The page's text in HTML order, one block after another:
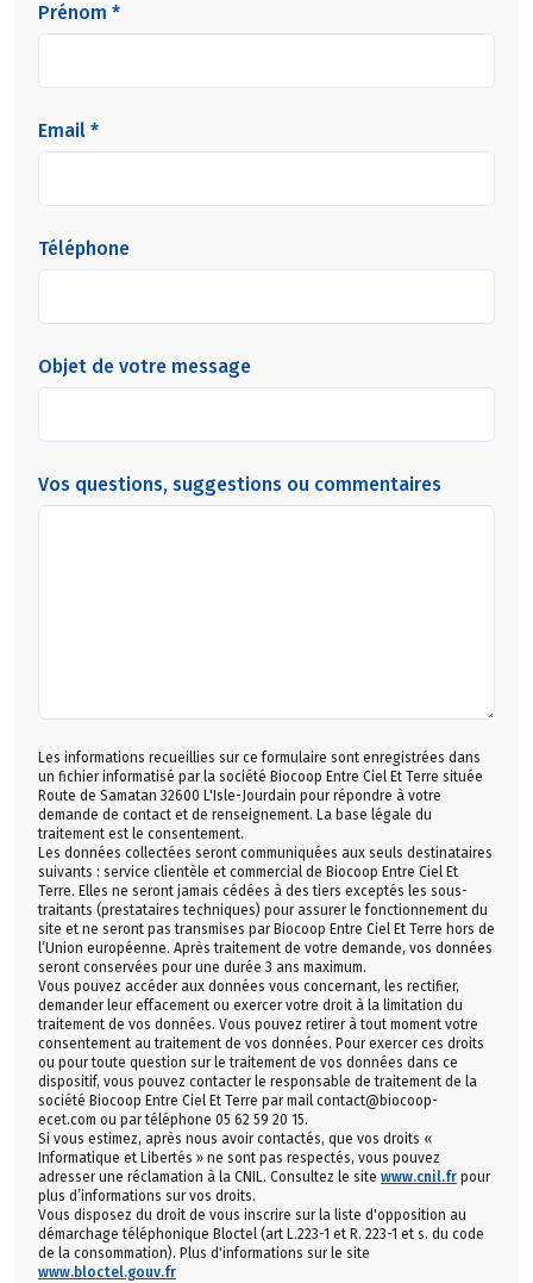
Prénom *
Email *
Téléphone
Objet de votre message
Vos questions, suggestions ou commentaires
Les informations recueillies sur ce formulaire sont enregistrées dans
un fichier informatisé par la société Biocoop Entre Ciel Et Terre située
Route de Samatan 32600 L'Isle-Jourdain pour répondre à votre
demande de contact et de renseignement. La base légale du
traitement est le consentement.
Les données collectées seront communiquées aux seuls destinataires
suivants : service clientèle et commercial de Biocoop Entre Ciel Et
Terre. Elles ne seront jamais cédées à des tiers exceptés les sous-
traitants (prestataires techniques) pour assurer le fonctionnement du
site et ne seront pas transmises par Biocoop Entre Ciel Et Terre hors de
l’Union européenne. Après traitement de votre demande, vos données
seront conservées pour une durée 3 ans maximum.
Vous pouvez accéder aux données vous concernant, les rectifier,
demander leur effacement ou exercer votre droit à la limitation du
traitement de vos données. Vous pouvez retirer à tout moment votre
consentement au traitement de vos données. Pour exercer ces droits
ou pour toute question sur le traitement de vos données dans ce
dispositif, vous pouvez contacter le responsable de traitement de la
société Biocoop Entre Ciel Et Terre par mail contact@biocoop-
ecet.com ou par téléphone 05 62 59 20 15.
Si vous estimez, après nous avoir contactés, que vos droits «
Informatique et Libertés » ne sont pas respectés, vous pouvez
adresser une réclamation à la CNIL. Consultez le site www.cnil.fr pour
plus d’informations sur vos droits.
Vous disposez du droit de vous inscrire sur la liste d'opposition au
démarchage téléphonique Bloctel (art L.223-1 et R. 223-1 et s. du code
de la consommation). Plus d'informations sur le site
www.bloctel.gouv.fr